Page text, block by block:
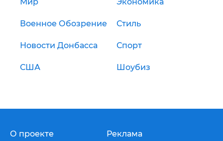
Мир Экономика
Военное Обозрение Стиль
Новости Донбасса Спорт
США Шоубиз
О проекте Реклама